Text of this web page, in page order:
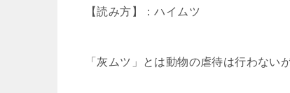
【読み方】：ハイムツ
「灰ムツ」とは動物の虐待は行わない